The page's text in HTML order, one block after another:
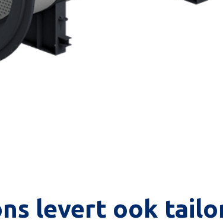
levert ook